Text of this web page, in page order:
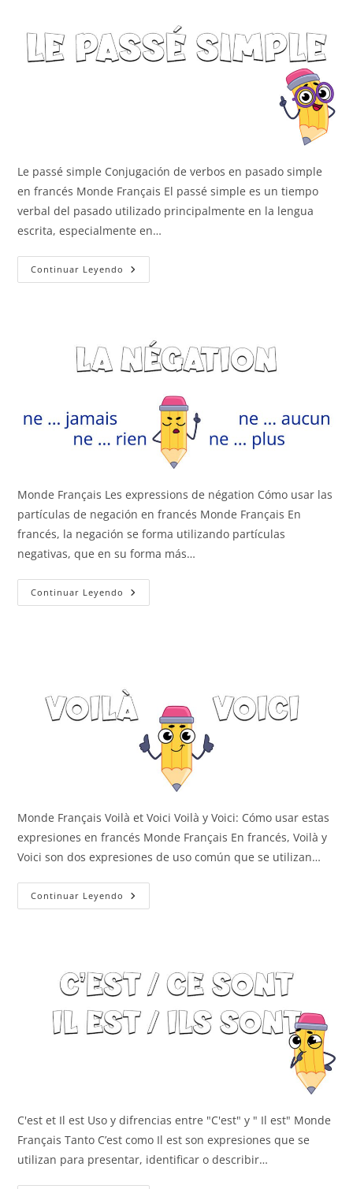
Le passé simple Conjugación de verbos en pasado simple
en francés Monde Français El passé simple es un tiempo
verbal del pasado utilizado principalmente en la lengua
escrita, especialmente en…
Continuar Leyendo Le
Passé
Monde Français Les expressions de négation Cómo usar las
partículas de negación en francés Monde Français En
francés, la negación se forma utilizando partículas
negativas, que en su forma más…
Continuar Leyendo Las
Partículas
Monde Français Voilà et Voici Voilà y Voici: Cómo usar estas
expresiones en francés Monde Français En francés, Voilà y
Voici son dos expresiones de uso común que se utilizan…
Continuar Leyendo Voilà
Y
C'est et Il est Uso y difrencias entre "C'est" y " Il est" Monde
Français Tanto C’est como Il est son expresiones que se
utilizan para presentar, identificar o describir…